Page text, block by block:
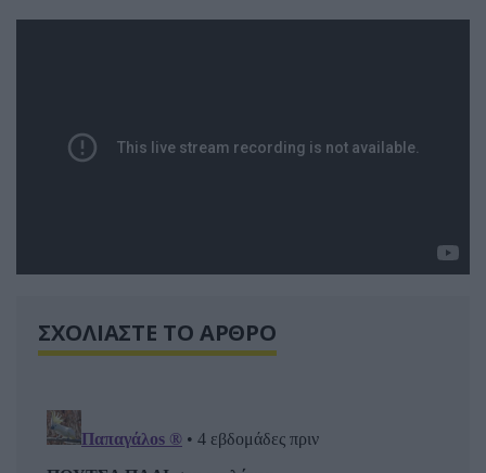
ΣΧΟΛΙΑΣΤΕ ΤΟ ΑΡΘΡΟ